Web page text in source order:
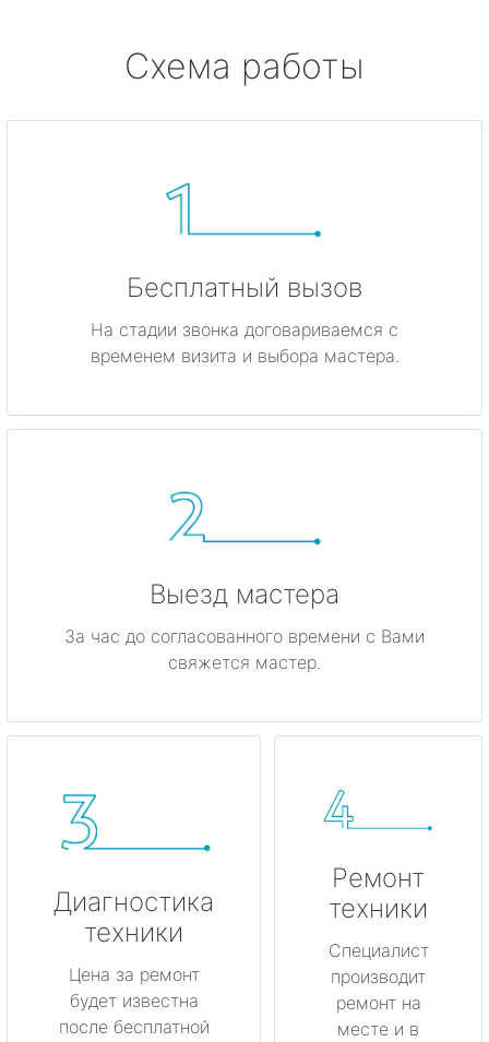
Схема работы
Бесплатный вызов
На стадии звонка договариваемся с
временем визита и выбора мастера.
Выезд мастера
За час до согласованного времени с Вами
свяжется мастер.
Диагностика
техники
Цена за ремонт
будет известна
после бесплатной
Ремонт
техники
Специалист
производит
ремонт на
месте и в